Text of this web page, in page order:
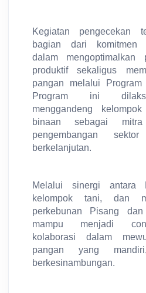
Kegiatan pengecekan
bagian dari komitmen
dalam mengoptimalkan
produktif sekaligus
pangan melalui Program
Program ini
menggandeng
binaan sebagai
pengembangan
berkelanjutan.
Melalui sinergi antara
kelompok tani, dan
perkebunan Pisang
mampu menjadi
kolaborasi dalam
pangan yang
berkesinambungan.